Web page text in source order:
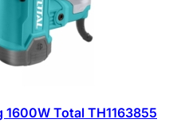
Total TH1163855